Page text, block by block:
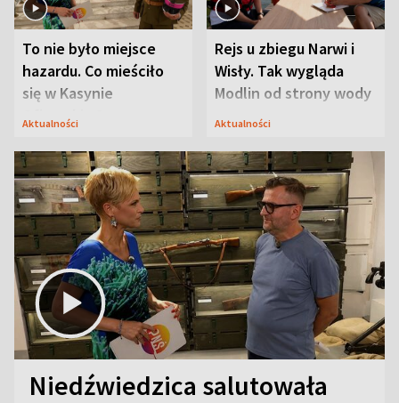
To nie było miejsce
hazardu. Co mieściło
się w Kasynie
Oficerskim?
Aktualności
Rejs u zbiegu Narwi i
Wisły. Tak wygląda
Modlin od strony wody
Aktualności
Niedźwiedzica salutowała